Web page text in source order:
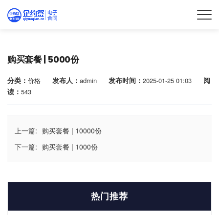
购买套餐 | 5000份
分类： 价格 发布人： admin 发布时间： 2025-01-25 01:03
阅
读： 543
上一篇: 购买套餐 | 10000份
下一篇: 购买套餐 | 1000份
热门推荐